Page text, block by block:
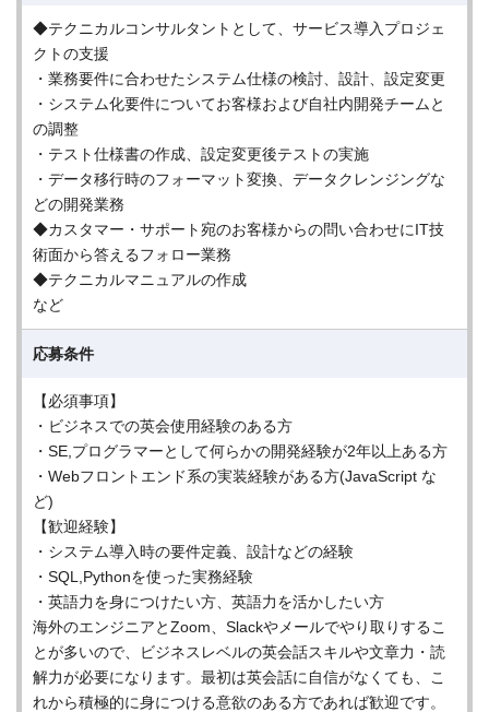
◆テクニカルコンサルタントとして、サービス導入プロジェ
クトの支援
・業務要件に合わせたシステム仕様の検討、設計、設定変更
・システム化要件についてお客様および自社内開発チームと
の調整
・テスト仕様書の作成、設定変更後テストの実施
・データ移行時のフォーマット変換、データクレンジングな
どの開発業務
◆カスタマー・サポート宛のお客様からの問い合わせにIT技
術面から答えるフォロー業務
◆テクニカルマニュアルの作成
など
応募条件
【必須事項】
・ビジネスでの英会使用経験のある方
・SE,プログラマーとして何らかの開発経験が2年以上ある方
・Webフロントエンド系の実装経験がある方(JavaScript な
ど)
【歓迎経験】
・システム導入時の要件定義、設計などの経験
・SQL,Pythonを使った実務経験
・英語力を身につけたい方、英語力を活かしたい方
海外のエンジニアとZoom、Slackやメールでやり取りするこ
とが多いので、ビジネスレベルの英会話スキルや文章力・読
解力が必要になります。最初は英会話に自信がなくても、こ
れから積極的に身につける意欲のある方であれば歓迎です。